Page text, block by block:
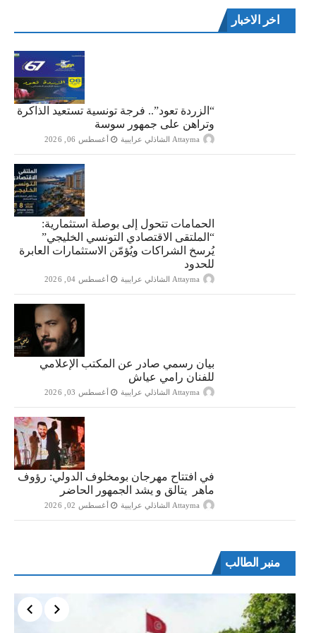
اخر الاخبار
“الزردة تعود”.. فرجة تونسية تستعيد الذاكرة
وتراهن على جمهور سوسة
Attayma الشاذلي عرايبية أغسطس 06, 2026
الحمامات تتحول إلى بوصلة استثمارية:
“الملتقى الاقتصادي التونسي الخليجي”
يُرسخ الشراكات ويُؤمّن الاستثمارات العابرة
للحدود
Attayma الشاذلي عرايبية أغسطس 04, 2026
بيان رسمي صادر عن المكتب الإعلامي
للفنان رامي عياش
Attayma الشاذلي عرايبية أغسطس 03, 2026
في افتتاح مهرجان بومخلوف الدولي: رؤوف
ماهر يتالق و يشد الجمهور الحاضر
Attayma الشاذلي عرايبية أغسطس 02, 2026
منبر الطالب